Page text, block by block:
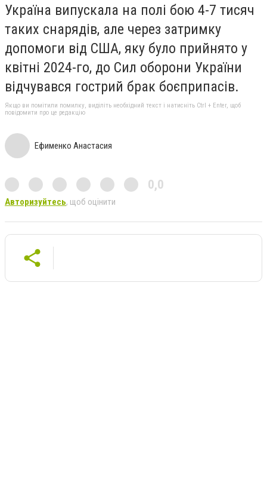
Україна випускала на полі бою 4-7 тисяч
таких снарядів, але через затримку
допомоги від США, яку було прийнято у
квітні 2024-го, до Сил оборони України
відчувався гострий брак боєприпасів.
Якщо ви помітили помилку, виділіть необхідний текст і натисніть Ctrl + Enter, щоб
повідомити про це редакцію
Ефименко Анастасия
0,0
Авторизуйтесь, щоб оцінити